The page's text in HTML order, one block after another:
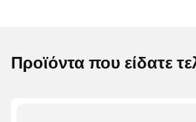
Προϊόντα που είδατε